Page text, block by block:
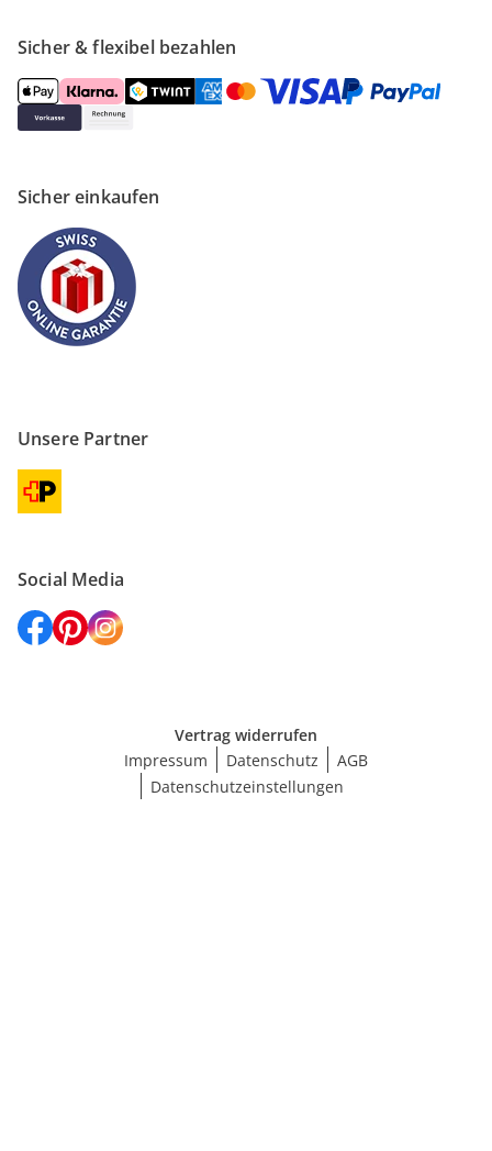
Sicher & flexibel bezahlen
Sicher einkaufen
Unsere Partner
Social Media
Vertrag widerrufen
Impressum
Datenschutz
AGB
Datenschutzeinstellungen